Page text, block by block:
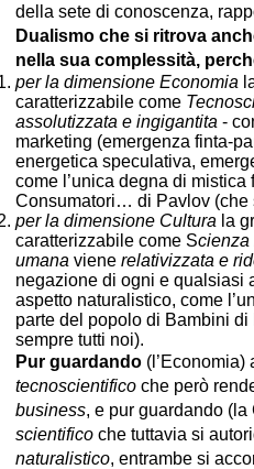
della sete di conoscenza,
Dualismo che si ritrova
nella sua complessità,
per la dimensione Economia
caratterizzabile come
assolutizzata e ingigantita -
marketing (emergenza finta-
energetica speculativa,
come l’unica degna di
Consumatori… di Pavlov (che
per la dimensione Cultura la
caratterizzabile come Scienza
umana viene relativizzata e
negazione di ogni e qualsiasi
aspetto naturalistico, come
parte del popolo di Bambini
sempre tutti noi).
Pur guardando (l’Economia)
tecnoscientifico che però
business, e pur guardando (la
scientifico che tuttavia si
naturalistico, entrambe si